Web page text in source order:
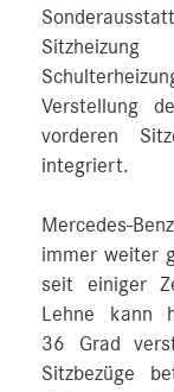
Verstellung
vorderen
integriert.
immer weiter
seit einiger
Lehne kann
36 Grad
Sitzbezüge